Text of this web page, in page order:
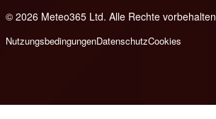
© 2026 Meteo365 Ltd. Alle Rechte vorbehalten
NutzungsbedingungenDatenschutzCookies